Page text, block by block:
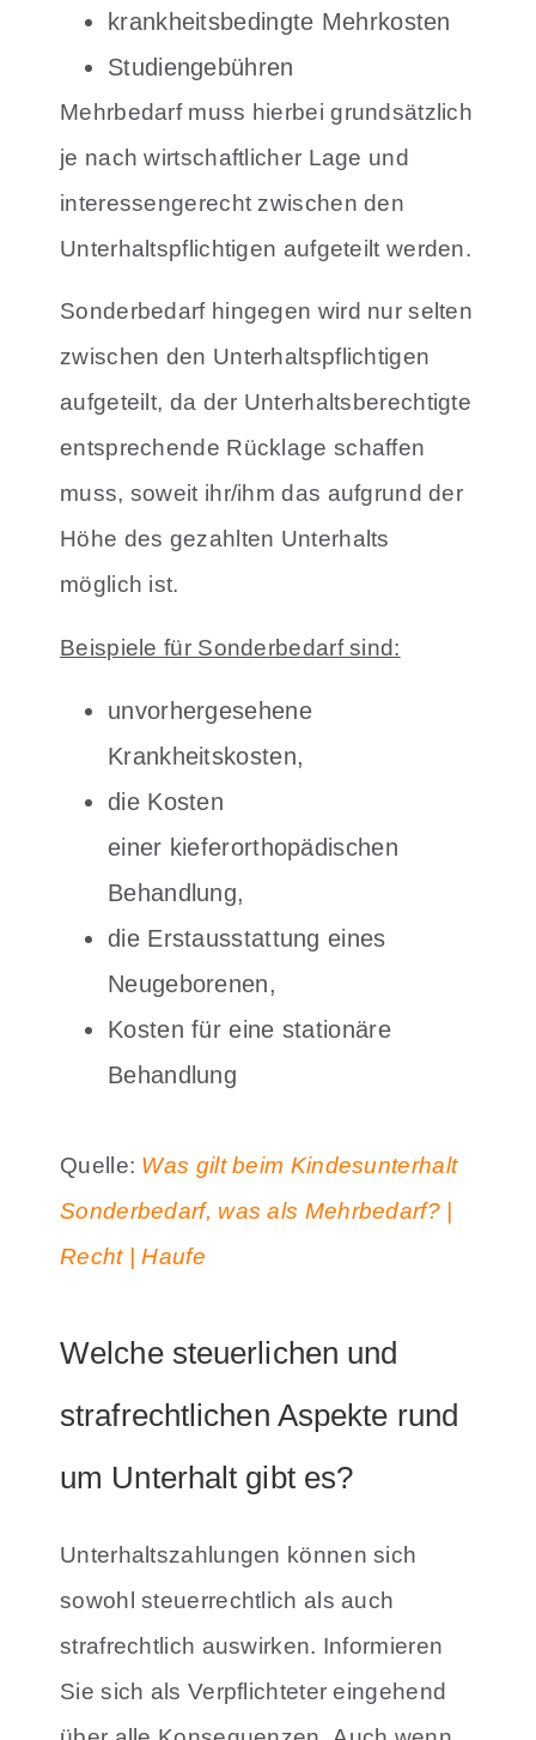
krankheitsbedingte Mehrkosten
Studiengebühren
Mehrbedarf muss hierbei grundsätzlich
je nach wirtschaftlicher Lage und
interessengerecht zwischen den
Unterhaltspflichtigen aufgeteilt werden.
Sonderbedarf hingegen wird nur selten
zwischen den Unterhaltspflichtigen
aufgeteilt, da der Unterhaltsberechtigte
entsprechende Rücklage schaffen
muss, soweit ihr/ihm das aufgrund der
Höhe des gezahlten Unterhalts
möglich ist.
Beispiele für Sonderbedarf sind:
unvorhergesehene
Krankheitskosten,
die Kosten
einer kieferorthopädischen
Behandlung,
die Erstausstattung eines
Neugeborenen,
Kosten für eine stationäre
Behandlung
Quelle: Was gilt beim Kindesunterhalt
Sonderbedarf, was als Mehrbedarf? |
Recht | Haufe
Welche steuerlichen und
strafrechtlichen Aspekte rund
um Unterhalt gibt es?
Unterhaltszahlungen können sich
sowohl steuerrechtlich als auch
strafrechtlich auswirken. Informieren
Sie sich als Verpflichteter eingehend